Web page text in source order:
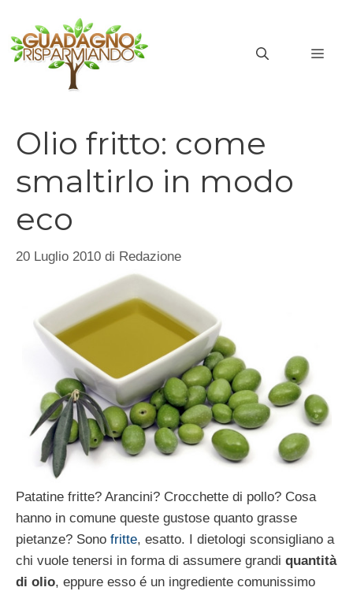
contenuto
Olio fritto: come
smaltirlo in modo
eco
20 Luglio 2010 di Redazione
Patatine fritte? Arancini? Crocchette di pollo? Cosa
hanno in comune queste gustose quanto grasse
pietanze? Sono fritte, esatto. I dietologi sconsigliano a
chi vuole tenersi in forma di assumere grandi quantità
di olio, eppure esso é un ingrediente comunissimo